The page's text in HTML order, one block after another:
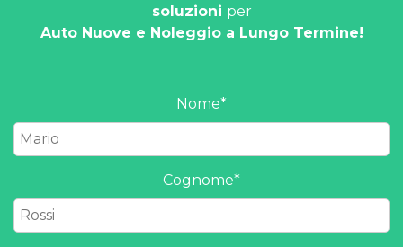
soluzioni per
Auto Nuove e Noleggio a Lungo Termine!
Nome*
Cognome*